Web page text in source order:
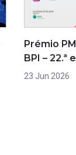
Prémio
BPI – 22.ª
23 Jun 2026